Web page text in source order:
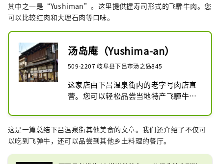
其中之一是“Yushiman”。这里提供握寿司形式的飞騨牛肉。您
可以比较红肉和大理石肉等口味。
汤岛庵（Yushima-an）
509-2207 岐阜县下吕市汤之岛845
这家店由下吕温泉街内的老字号肉店直
营。您可以轻松品尝当地特产飞驒牛和
提供作为肉店独有的优质肉品。
这是一篇总结下吕温泉街其他美食的文章。我们还介绍了不仅可
以吃到飞弹牛，还可以品尝到其他乡土料理的餐厅。